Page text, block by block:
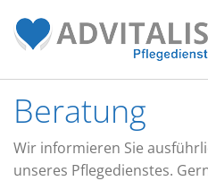
Beratung
Wir informieren Sie
unseres Pflegedienstes.